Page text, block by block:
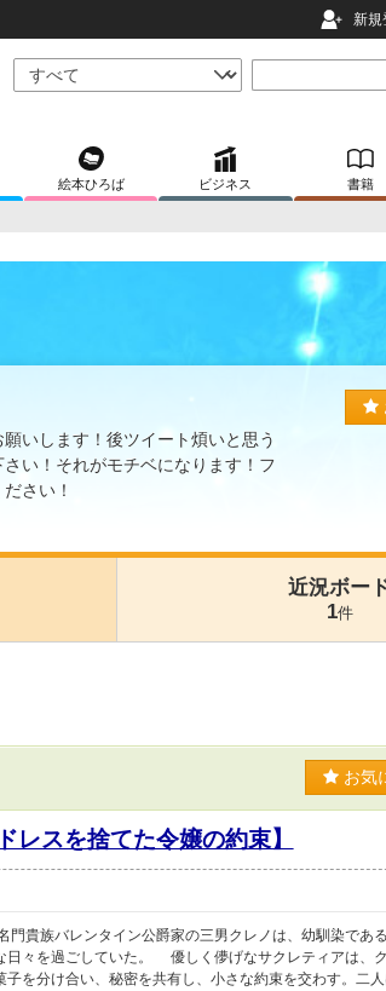
新規
絵本ひろば ビジネス 書籍
いします！後ツイート煩いと思う
い！それがモチベになります！フ
さい！
近況ボー
1件
お気
レスを捨てた令嬢の約束】
貴族バレンタイン公爵家の三男クレノは、幼馴染であ
日々を過ごしていた。 優しく儚げなサクレティアは、
子を分け合い、秘密を共有し、小さな約束を交わす。二